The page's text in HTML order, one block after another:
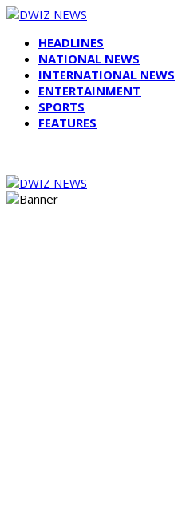
HEADLINES
NATIONAL NEWS
INTERNATIONAL NEWS
ENTERTAINMENT
SPORTS
FEATURES